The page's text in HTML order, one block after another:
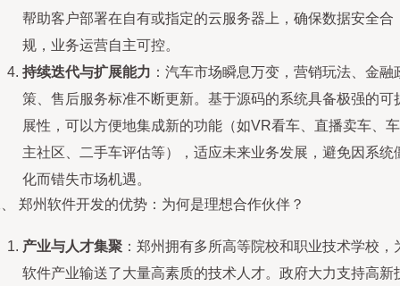
帮助客户部署在自有或指定的云服务器上，确保数据安全合
规，业务运营自主可控。
持续迭代与扩展能力 ：汽车市场瞬息万变，营销玩法、金融
策、售后服务标准不断更新。基于源码的系统具备极强的可
展性，可以方便地集成新的功能（如VR看车、直播卖车、车
主社区、二手车评估等），适应未来业务发展，避免因系统
化而错失市场机遇。
郑州软件开发的优势：为何是理想合作伙伴？
产业与人才集聚 ：郑州拥有多所高等院校和职业技术学校，
软件产业输送了大量高素质的技术人才。政府大力支持高新